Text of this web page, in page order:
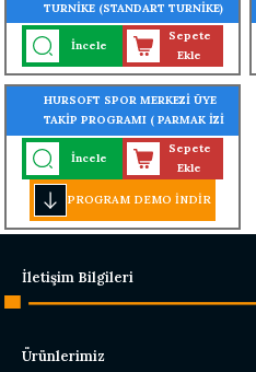
TURNİKE (STANDART TURNİKE)
(304 KALİTE PASLANMAZ ÇELİK)
İncele
Sepete
Ekle
HURSOFT SPOR MERKEZİ ÜYE
TAKİP PROGRAMI ( PARMAK İZİ
- KARTLI - YÜZ TANIMALI -
TURNİKE GEÇİŞ SİSTEMLİ)
İncele
Sepete
Ekle
PROGRAM DEMO İNDİR
İletişim Bilgileri
Ürünlerimiz